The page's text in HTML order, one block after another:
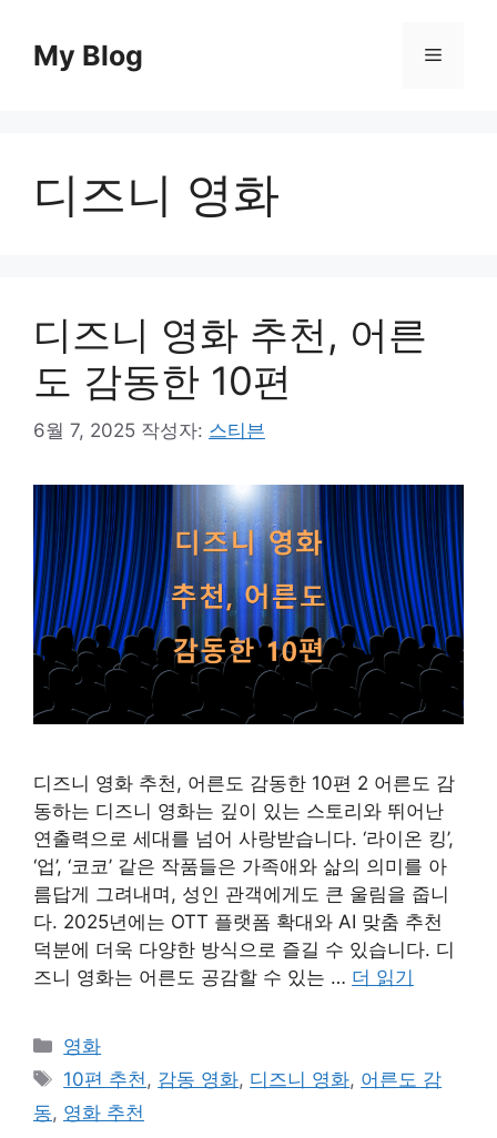
My Blog 메
디즈니 영화
디즈니 영화 추천, 어른
도 감동한 10편
6월 7, 2025 작성자: 스티븐
디즈니 영화 추천, 어른도 감동한 10편 2 어른도 감
동하는 디즈니 영화는 깊이 있는 스토리와 뛰어난
연출력으로 세대를 넘어 사랑받습니다. ‘라이온 킹’,
‘업’, ‘코코’ 같은 작품들은 가족애와 삶의 의미를 아
름답게 그려내며, 성인 관객에게도 큰 울림을 줍니
다. 2025년에는 OTT 플랫폼 확대와 AI 맞춤 추천
덕분에 더욱 다양한 방식으로 즐길 수 있습니다. 디
즈니 영화는 어른도 공감할 수 있는 … 더 읽기
카
테
리
영화
태
그
10편 추천, 감동 영화, 디즈니 영화, 어른도 감
동, 영화 추천